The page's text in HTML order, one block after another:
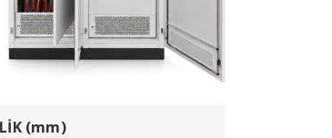
(mm)